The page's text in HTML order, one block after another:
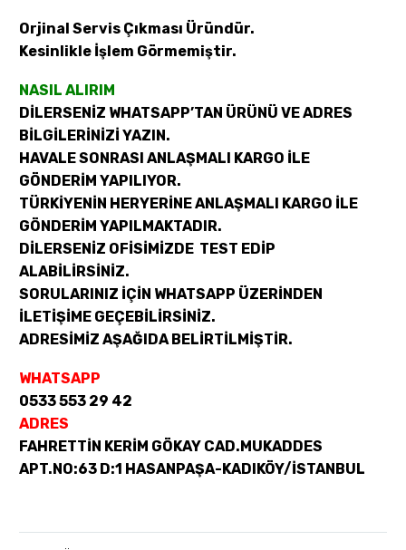
Orjinal Servis Çıkması Üründür.
Kesinlikle İşlem Görmemiştir.
NASIL ALIRIM
DİLERSENİZ WHATSAPP’TAN ÜRÜNÜ VE ADRES
BİLGİLERİNİZİ YAZIN.
HAVALE SONRASI ANLAŞMALI KARGO İLE
GÖNDERİM YAPILIYOR.
TÜRKİYENİN HERYERİNE ANLAŞMALI KARGO İLE
GÖNDERİM YAPILMAKTADIR.
DİLERSENİZ OFİSİMİZDE TEST EDİP
ALABİLİRSİNİZ.
SORULARINIZ İÇİN WHATSAPP ÜZERİNDEN
İLETİŞİME GEÇEBİLİRSİNİZ.
ADRESİMİZ AŞAĞIDA BELİRTİLMİŞTİR.
WHATSAPP
0533 553 29 42
ADRES
FAHRETTİN KERİM GÖKAY CAD.MUKADDES
APT.NO:63 D:1 HASANPAŞA-KADIKÖY/İSTANBUL